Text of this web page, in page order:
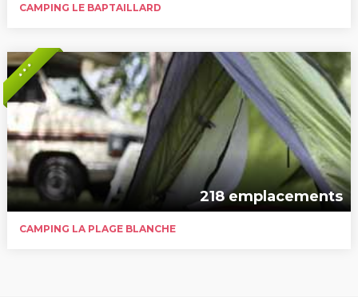
CAMPING LE BAPTAILLARD
* * *
218 emplacements
CAMPING LA PLAGE BLANCHE